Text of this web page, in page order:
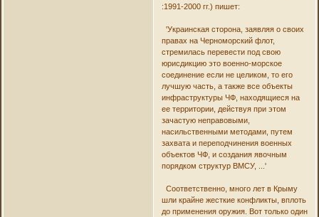
:1991-2000 гг.) пишет:
'Украинская сторона, заявляя о своих
правах на Черноморский флот,
стремилась перевести под свою
юрисдикцию это военно-морское
соединение если не целиком, то его
лучшую часть, а также все объекты
инфраструктуры ЧФ, находящиеся на
ее территории, действуя при этом
зачастую неправовыми,
насильственными методами, путем
захвата и переподчинения военных
объектов ЧФ, и создания явочным
порядком структур ВМСУ, ...'
Соответственно, много лет в Крыму
шли крайне жесткие конфликты, вплоть
до применения оружия. Вот только один